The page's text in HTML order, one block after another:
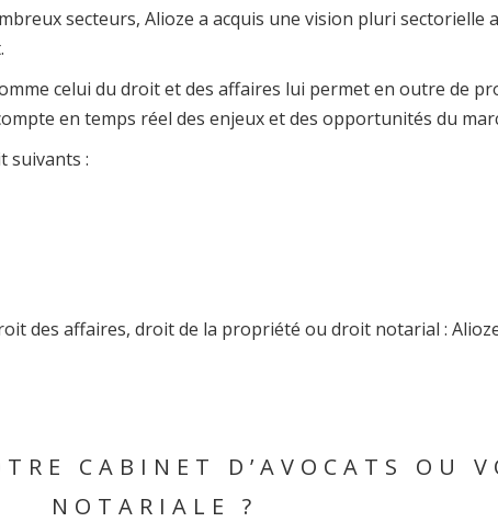
secteurs, Alioze a acquis une vision pluri sectorielle
celui du droit et des affaires lui permet en outre de
en temps réel des enjeux et des opportunités du
suivants :
des affaires, droit de la propriété ou droit notarial :
CABINET D’AVOCATS OU
NOTARIALE ?